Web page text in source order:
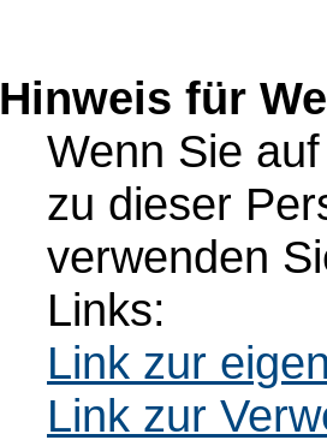
Hinweis für
Wenn Sie
zu dieser
verwenden
Links:
Link zur
Link zur